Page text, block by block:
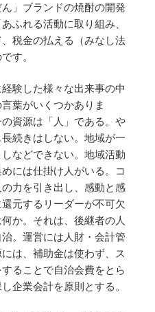
」ブランドの焼酎の開発
ふれる活動に取り組み、
税金の払える（みなし法
す。
験した様々な出来事の中
葉がいくつかありま
資源は「人」である。や
続きはしない。地域が一
などできない。地域活動
には仕掛け人がいる。コ
力を引き出し、感動と感
元するリーダーが不可欠
か。それは、後継者の人
。運営には人財・会計管
は、補助金は使わず、ス
ることで自治会費をとら
企業会計を原則とする。